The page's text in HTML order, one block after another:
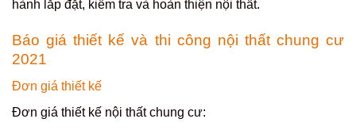
hành lắp đặt, kiểm tra và hoàn thiện nội thất.
Báo giá thiết kế và thi công nội thất chung cư
2021
Đơn giá thiết kế
Đơn giá thiết kế nội thất chung cư: